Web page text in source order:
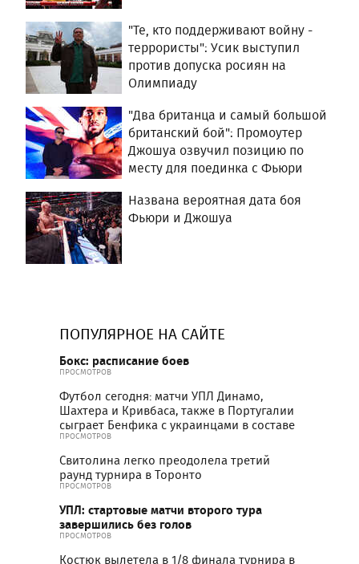
"Те, кто поддерживают войну -
террористы": Усик выступил
против допуска росиян на
Олимпиаду
"Два британца и самый большой
британский бой": Промоутер
Джошуа озвучил позицию по
месту для поединка с Фьюри
Названа вероятная дата боя
Фьюри и Джошуа
ПОПУЛЯРНОЕ НА САЙТЕ
Бокс: расписание боев
ПРОСМОТРОВ
Футбол сегодня: матчи УПЛ Динамо,
Шахтера и Кривбаса, также в Португалии
сыграет Бенфика с украинцами в составе
ПРОСМОТРОВ
Свитолина легко преодолела третий
раунд турнира в Торонто
ПРОСМОТРОВ
УПЛ: стартовые матчи второго тура
завершились без голов
ПРОСМОТРОВ
Костюк вылетела в 1/8 финала турнира в